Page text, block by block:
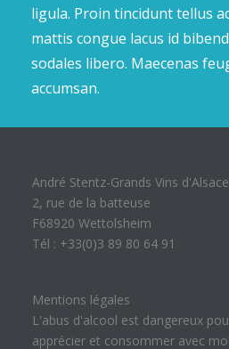
ligula. Proin tincidunt tellus
mattis congue lacus id
sodales libero. Maecenas
accumsan.
André Stentz-Grands Vins d'Alsace
2, rue de la batteuse
F68920 Wettolsheim
Tél : +33(0)3 89 80 64 91
Mentions légales
L'abus d'alcool est dangereux
apprécier et consommer avec